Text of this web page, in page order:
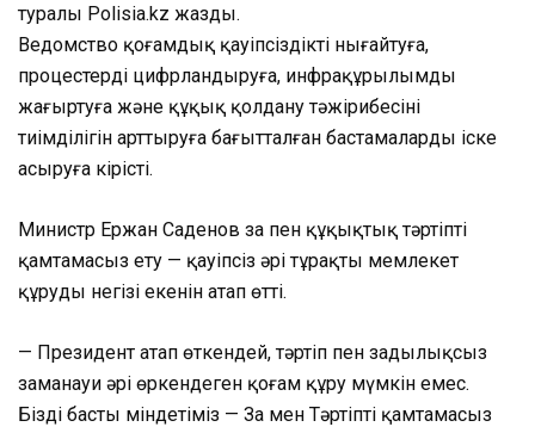
туралы Polisia.kz жазды.
Ведомство қоғамдық қауіпсіздікті нығайтуға,
процестерді цифрландыруға, инфрақұрылымды
жаңғыртуға және құқық қолдану тәжірибесінің
тиімділігін арттыруға бағытталған бастамаларды іске
асыруға кірісті.
Министр Ержан Саденов заң пен құқықтық тәртіпті
қамтамасыз ету — қауіпсіз әрі тұрақты мемлекет
құрудың негізі екенін атап өтті.
— Президент атап өткендей, тәртіп пен заңдылықсыз
заманауи әрі өркендеген қоғам құру мүмкін емес.
Біздің басты міндетіміз — Заң мен Тәртіпті қамтамасыз